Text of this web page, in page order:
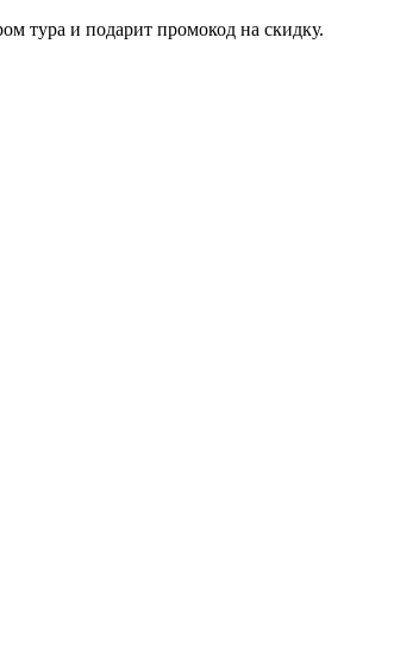
тура и подарит промокод на скидку.